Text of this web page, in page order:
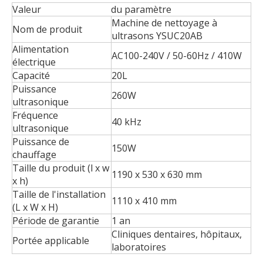
Valeur
du paramètre
Nom de produit
Machine de nettoyage à
ultrasons YSUC20AB
Alimentation
électrique
AC100-240V / 50-60Hz / 410W
Capacité
20L
Puissance
ultrasonique
260W
Fréquence
ultrasonique
40 kHz
Puissance de
chauffage
150W
Taille du produit (l x w
x h)
1190 x 530 x 630 mm
Taille de l'installation
(L x W x H)
1110 x 410 mm
Période de garantie
1 an
Portée applicable
Cliniques dentaires, hôpitaux,
laboratoires